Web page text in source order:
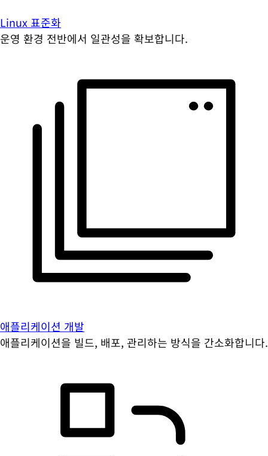
Linux 표준화
운영 환경 전반에서 일관성을 확보합니다.
애플리케이션 개발
애플리케이션을 빌드, 배포, 관리하는 방식을 간소화합니다.